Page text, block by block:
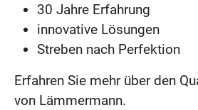
30 Jahre Erfahrung
innovative Lösungen
Streben nach Perfektion
Erfahren Sie mehr über den
von Lämmermann.